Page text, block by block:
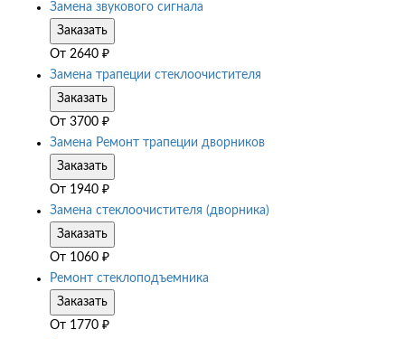
Замена звукового сигнала
Заказать
От 2640 ₽
Замена трапеции стеклоочистителя
Заказать
От 3700 ₽
Замена Ремонт трапеции дворников
Заказать
От 1940 ₽
Замена стеклоочистителя (дворника)
Заказать
От 1060 ₽
Ремонт стеклоподъемника
Заказать
От 1770 ₽